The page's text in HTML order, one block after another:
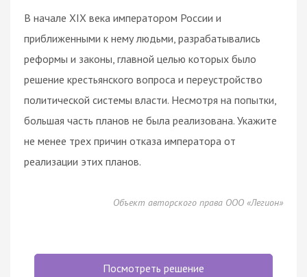
В начале XIX века императором России и
приближенными к нему людьми, разрабатывались
реформы и законы, главной целью которых было
решение крестьянского вопроса и переустройство
политической системы власти. Несмотря на попытки,
большая часть планов не была реализована. Укажите
не менее трех причин отказа императора от
реализации этих планов.
Объект авторского права ООО «Легион»
Посмотреть решение